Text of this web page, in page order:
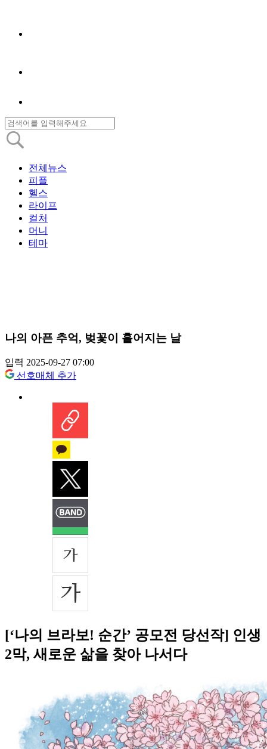
전체뉴스
피플
헬스
라이프
컬처
머니
테마
나의 아픈 추억, 벚꽃이 흩어지는 날
입력 2025-09-27 07:00
선호매체 추가
[‘나의 브라보! 순간’ 공모전 당선작] 인생
2막, 새로운 삶을 찾아 나서다